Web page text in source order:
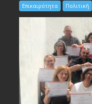
Επικαιρότητα Πολιτική